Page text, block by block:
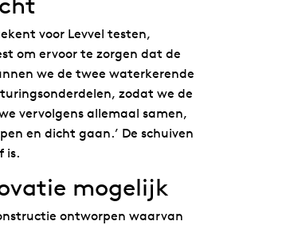
voor Levvel testen,
om ervoor te zorgen dat de
we de twee waterkerende
zodat we de
vervolgens allemaal samen,
en dicht gaan.’ De schuiven
is.
mogelijk
ontworpen waarvan